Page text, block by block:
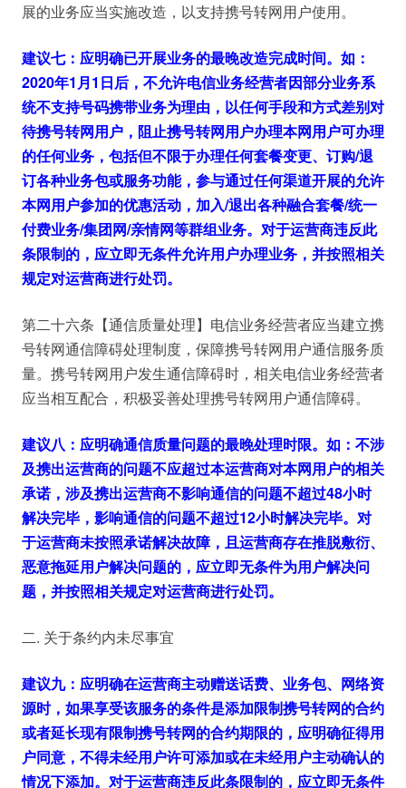
展的业务应当实施改造，以支持携号转网用户使用。
建议七：应明确已开展业务的最晚改造完成时间。如：
2020年1月1日后，不允许电信业务经营者因部分业务系
统不支持号码携带业务为理由，以任何手段和方式差别对
待携号转网用户，阻止携号转网用户办理本网用户可办理
的任何业务，包括但不限于办理任何套餐变更、订购/退
订各种业务包或服务功能，参与通过任何渠道开展的允许
本网用户参加的优惠活动，加入/退出各种融合套餐/统一
付费业务/集团网/亲情网等群组业务。对于运营商违反此
条限制的，应立即无条件允许用户办理业务，并按照相关
规定对运营商进行处罚。
第二十六条【通信质量处理】电信业务经营者应当建立携
号转网通信障碍处理制度，保障携号转网用户通信服务质
量。携号转网用户发生通信障碍时，相关电信业务经营者
应当相互配合，积极妥善处理携号转网用户通信障碍。
建议八：应明确通信质量问题的最晚处理时限。如：不涉
及携出运营商的问题不应超过本运营商对本网用户的相关
承诺，涉及携出运营商不影响通信的问题不超过48小时
解决完毕，影响通信的问题不超过12小时解决完毕。对
于运营商未按照承诺解决故障，且运营商存在推脱敷衍、
恶意拖延用户解决问题的，应立即无条件为用户解决问
题，并按照相关规定对运营商进行处罚。
二. 关于条约内未尽事宜
建议九：应明确在运营商主动赠送话费、业务包、网络资
源时，如果享受该服务的条件是添加限制携号转网的合约
或者延长现有限制携号转网的合约期限的，应明确征得用
户同意，不得未经用户许可添加或在未经用户主动确认的
情况下添加。对于运营商违反此条限制的，应立即无条件